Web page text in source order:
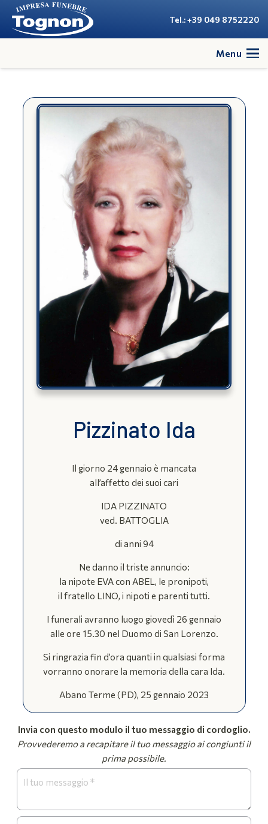
Tel.: +39 049 8752220
Menu
Pizzinato Ida
Il giorno 24 gennaio è mancata
all’affetto dei suoi cari
IDA PIZZINATO
ved. BATTOGLIA
di anni 94
Ne danno il triste annuncio:
la nipote EVA con ABEL, le pronipoti,
il fratello LINO, i nipoti e parenti tutti.
I funerali avranno luogo giovedì 26 gennaio
alle ore 15.30 nel Duomo di San Lorenzo.
Si ringrazia fin d’ora quanti in qualsiasi forma
vorranno onorare la memoria della cara Ida.
Abano Terme (PD), 25 gennaio 2023
Invia con questo modulo il tuo messaggio di cordoglio.
Provvederemo a recapitare il tuo messaggio ai congiunti il
prima possibile.
Form
Necrologi